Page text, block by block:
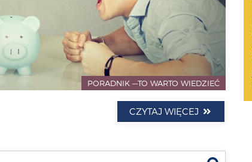
PORADNIK —TO WARTO WIEDZIEĆ
CZYTAJ WIĘCEJ